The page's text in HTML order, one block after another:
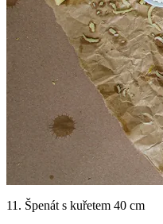
11. Špenát s kuřetem 40 cm